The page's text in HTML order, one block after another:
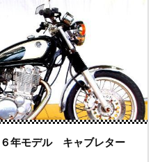
年モデル キャブレター